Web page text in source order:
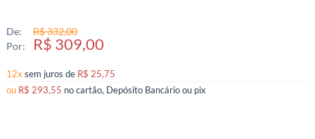
De:
R$ 332,00
Por:
R$ 309,00
12x sem juros de R$ 25,75
ou R$ 293,55 no cartão, Depósito Bancário ou pix